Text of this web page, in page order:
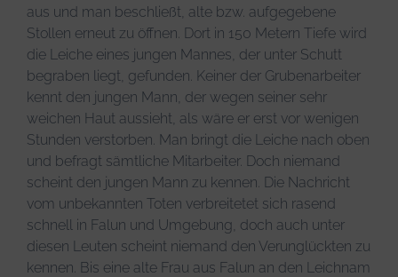
aus und man beschließt, alte bzw. aufgegebene
Stollen erneut zu öffnen. Dort in 150 Metern Tiefe wird
die Leiche eines jungen Mannes, der unter Schutt
begraben liegt, gefunden. Keiner der Grubenarbeiter
kennt den jungen Mann, der wegen seiner sehr
weichen Haut aussieht, als wäre er erst vor wenigen
Stunden verstorben. Man bringt die Leiche nach oben
und befragt sämtliche Mitarbeiter. Doch niemand
scheint den jungen Mann zu kennen. Die Nachricht
vom unbekannten Toten verbreitetet sich rasend
schnell in Falun und Umgebung, doch auch unter
diesen Leuten scheint niemand den Verunglückten zu
kennen. Bis eine alte Frau aus Falun an den Leichnam